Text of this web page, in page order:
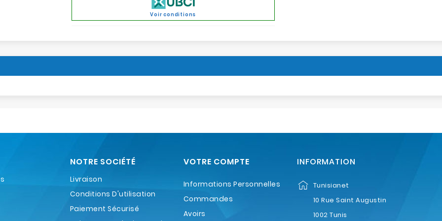
Voir conditions
NOTRE SOCIÉTÉ
Livraison
Conditions D'utilisation
Paiement Sécurisé
VOTRE COMPTE
Informations Personnelles
Commandes
Avoirs
INFORMATION
Tunisianet
10 Rue Saint Augustin
1002 Tunis